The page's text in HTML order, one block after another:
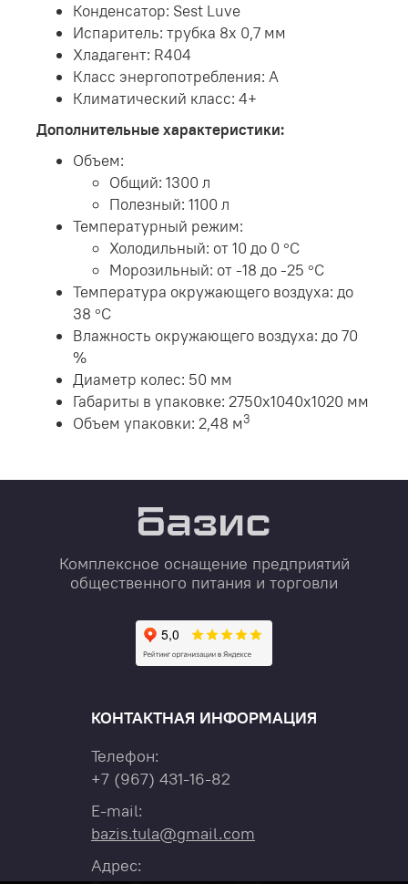
Конденсатор: Sest Luve
Испаритель: трубка 8х 0,7 мм
Хладагент: R404
Класс энергопотребления: А
Климатический класс: 4+
Дополнительные характеристики:
Объем:
Общий: 1300 л
Полезный: 1100 л
Температурный режим:
Холодильный: от 10 до 0 °C
Морозильный: от -18 до -25 °C
Температура окружающего воздуха: до
38 °C
Влажность окружающего воздуха: до 70
%
Диаметр колес: 50 мм
Габариты в упаковке: 2750х1040х1020 мм
Объем упаковки: 2,48 м3
Комплексное оснащение предприятий
общественного питания и торговли
КОНТАКТНАЯ ИНФОРМАЦИЯ
Телефон:
+7 (967) 431-16-82
E-mail:
bazis.tula@gmail.com
Адрес: